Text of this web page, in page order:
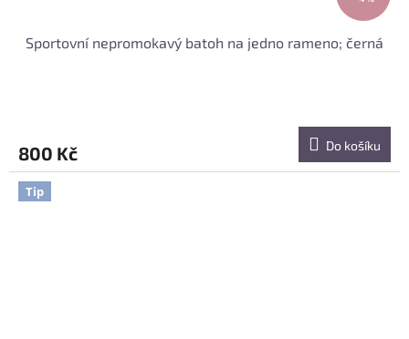
Sportovní nepromokavý batoh na jedno rameno; černá
800 Kč Do košíku
Tip